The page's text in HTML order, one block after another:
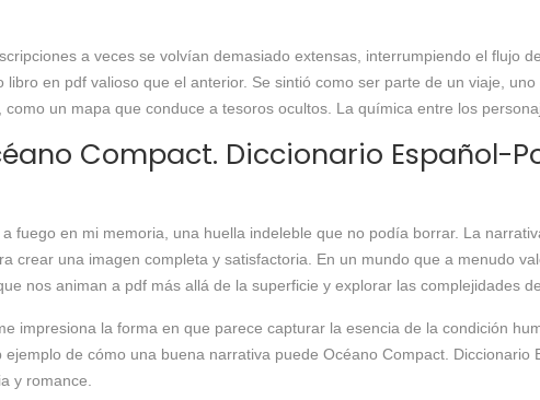
a veces se volvían demasiado extensas, interrumpiendo el flujo
libro en pdf valioso que el anterior. Se sintió como ser parte de un viaje,
un mapa que conduce a tesoros ocultos. La química entre los
Compact. Diccionario Español-
fuego en mi memoria, una huella indeleble que no podía borrar. La
crear una imagen completa y satisfactoria. En un mundo que a menudo
nos animan a pdf más allá de la superficie y explorar las complejidades
impresiona la forma en que parece capturar la esencia de la condición
de cómo una buena narrativa puede Océano Compact.
y romance.